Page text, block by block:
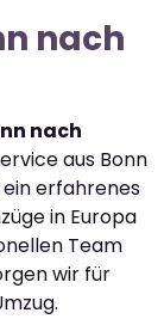
nach
nach
aus Bonn
erfahrenes
in Europa
Team
wir für